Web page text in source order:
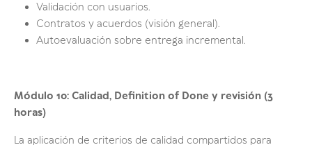
Validación con usuarios.
Contratos y acuerdos (visión general).
Autoevaluación sobre entrega incremental.
Módulo 10: Calidad, Definition of Done y revisión (3
horas)
La aplicación de criterios de calidad compartidos para